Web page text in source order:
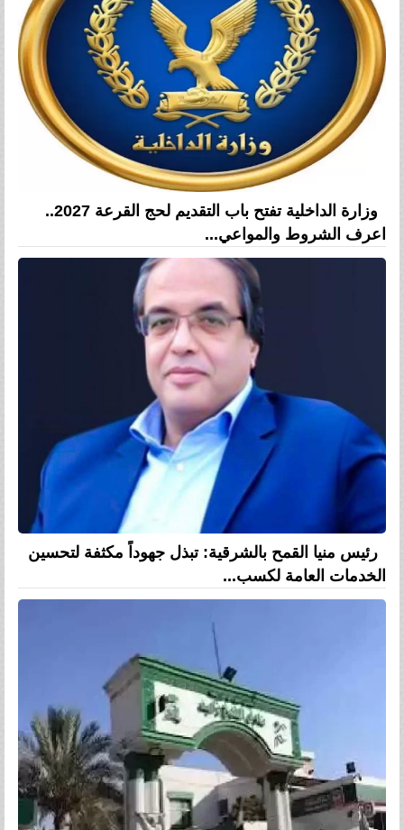
وزارة الداخلية تفتح باب التقديم لحج القرعة 2027..
اعرف الشروط والمواعي...
رئيس منيا القمح بالشرقية: تبذل جهوداً مكثفة لتحسين
الخدمات العامة لكسب...